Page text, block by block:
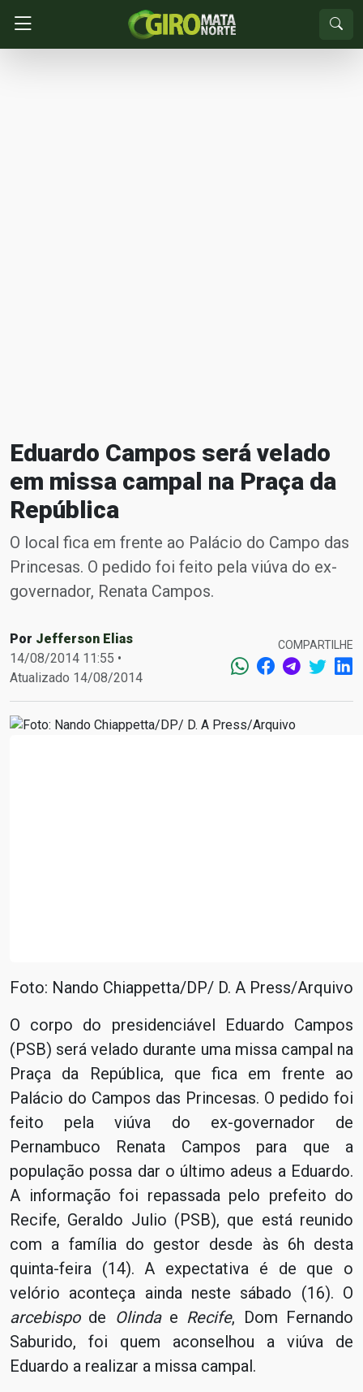
Eduardo Campos será velado
em missa campal na Praça da
República
O local fica em frente ao Palácio do Campo das
Princesas. O pedido foi feito pela viúva do ex-
governador, Renata Campos.
Por Jefferson Elias
14/08/2014 11:55 •
Atualizado 14/08/2014
COMPARTILHE
Foto: Nando Chiappetta/DP/ D. A Press/Arquivo
O corpo do presidenciável Eduardo Campos
(PSB) será velado durante uma missa campal na
Praça da República, que fica em frente ao
Palácio do Campos das Princesas. O pedido foi
feito pela viúva do ex-governador de
Pernambuco Renata Campos para que a
população possa dar o último adeus a Eduardo.
A informação foi repassada pelo prefeito do
Recife, Geraldo Julio (PSB), que está reunido
com a família do gestor desde às 6h desta
quinta-feira (14). A expectativa é de que o
velório aconteça ainda neste sábado (16). O
arcebispode Olindae Recife, Dom Fernando
Saburido, foi quem aconselhou a viúva de
Eduardo a realizar a missa campal.